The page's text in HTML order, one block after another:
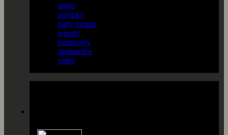
audio
novinky
party promo
reporty
rozhovory
spolupráce
video